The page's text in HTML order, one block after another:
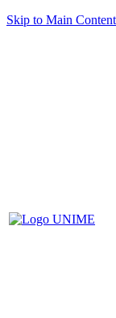
Skip to Main